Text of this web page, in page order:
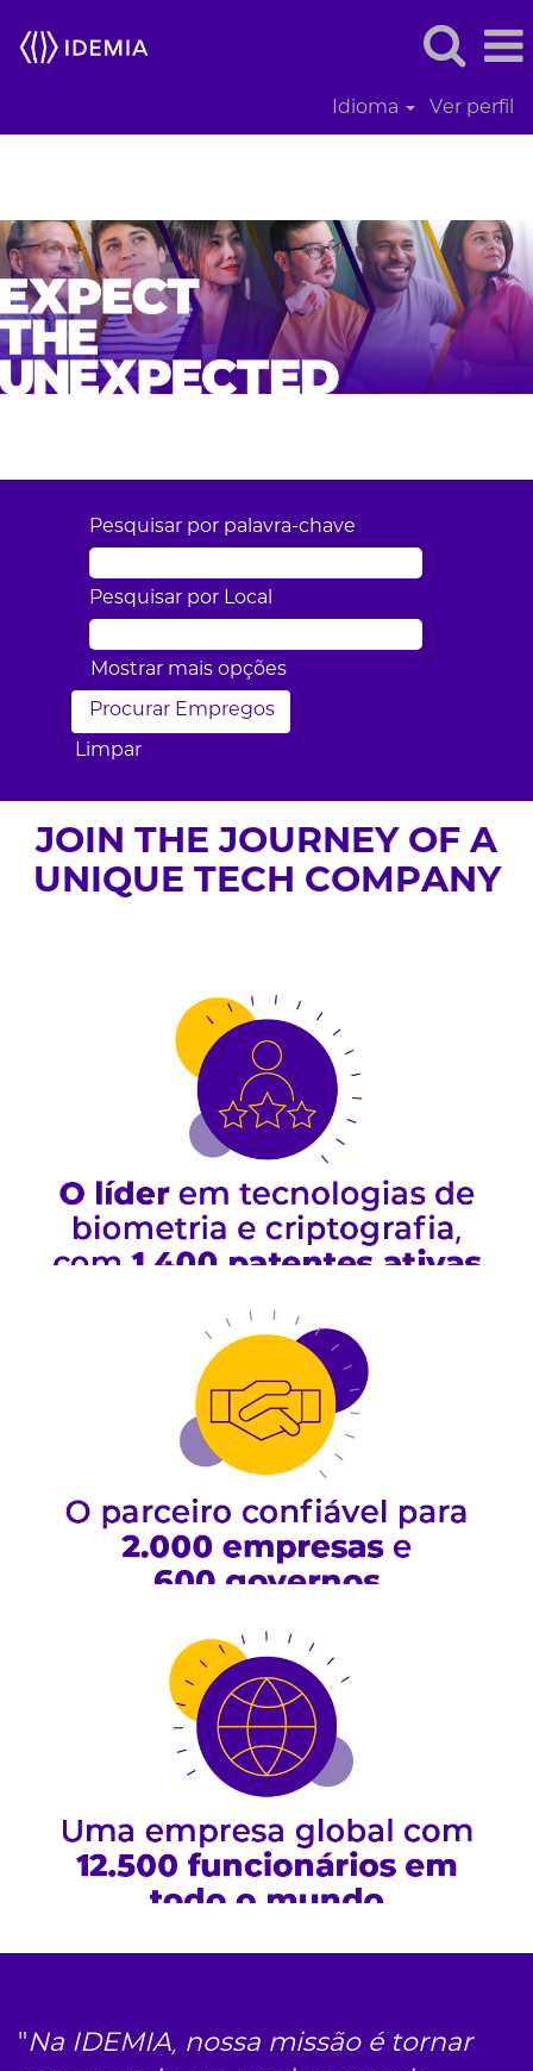
Idioma Ver perfil
Pesquisar por palavra-chave
Pesquisar por Local
Mostrar mais opções
Limpar
JOIN THE JOURNEY OF A
UNIQUE TECH COMPANY
"Na IDEMIA, nossa missão é tornar